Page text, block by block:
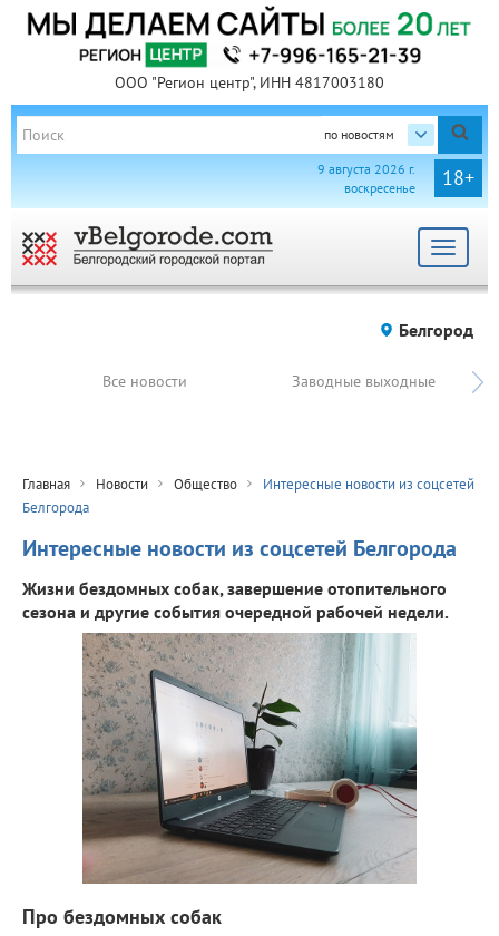
ООО "Регион центр", ИНН 4817003180
по новостям
18+
9 августа 2026 г.
воскресенье
Toggle
Белгород
Все новости Заводные выходные
Главная Новости Общество
Интересные новости из соцсетей
Белгорода
Интересные новости из соцсетей Белгорода
Жизни бездомных собак, завершение отопительного
сезона и другие события очередной рабочей недели.
Про бездомных собак